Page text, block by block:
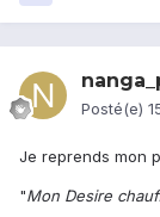
Posté(e)
Je reprends mon
"Mon Desire